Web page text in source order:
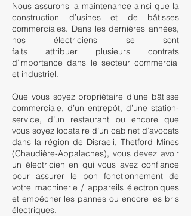
Nous assurons la maintenance ainsi que la
construction d’usines et de bâtisses
commerciales. Dans les dernières années,
nos électriciens se sont
faits attribuer plusieurs contrats
d’importance dans le secteur commercial
et industriel.
Que vous soyez propriétaire d’une bâtisse
commerciale, d’un entrepôt, d’une station-
service, d’un restaurant ou encore que
vous soyez locataire d’un cabinet d’avocats
dans la région de Disraeli, Thetford Mines
(Chaudière-Appalaches), vous devez avoir
un électricien en qui vous avez confiance
pour assurer le bon fonctionnement de
votre machinerie / appareils électroniques
et empêcher les pannes ou encore les bris
électriques.